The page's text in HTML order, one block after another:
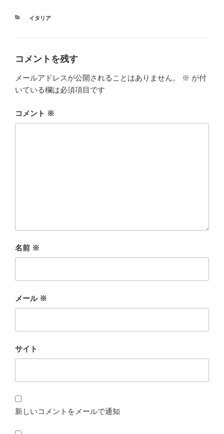
カ
イタリア
コメントを残す
メールアドレスが公開されることはありません。 ※ が付
いている欄は必須項目です
コメント ※
名前 ※
メール ※
サイト
新しいコメントをメールで通知